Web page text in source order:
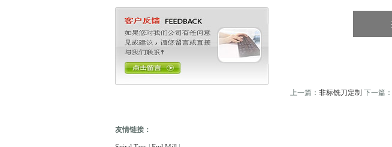
上一篇： 非标铣刀定制 下一篇：
友情链接：
电缆故障测试仪 电缆故障测试仪